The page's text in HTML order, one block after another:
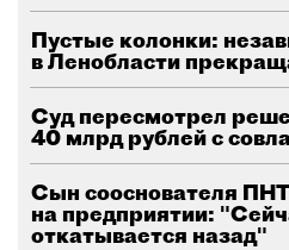
Пустые колонки:
в Ленобласти
Суд пересмотрел
40 млрд рублей с
Сын сооснователя
на предприятии:
откатывается назад"